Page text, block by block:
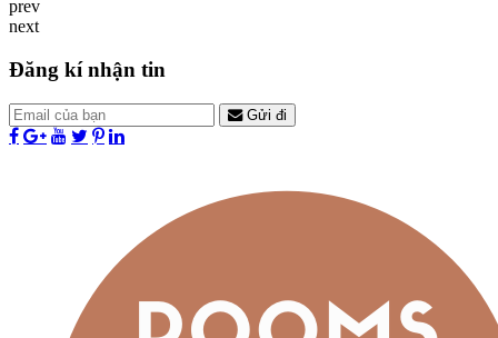
prev
next
Đăng kí nhận tin
Gửi đi